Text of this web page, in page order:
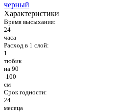
черный
Характеристики
Время высыхания:
24
часа
Расход в 1 слой:
1
тюбик
на 90
-100
см
Срок годности:
24
месяца